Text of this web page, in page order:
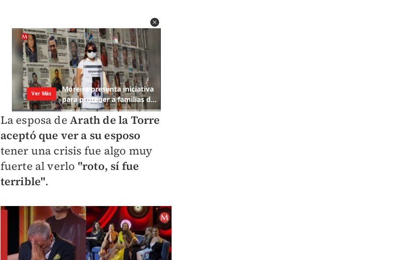
La esposa deArath de la Torre
aceptó que ver a su esposo
tener una crisis fue algo muy
fuerte al verlo "roto, sí fue
terrible".